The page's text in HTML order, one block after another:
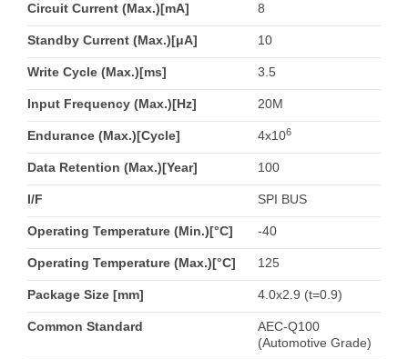
Circuit Current (Max.)[mA] 8
Standby Current (Max.)[μA] 10
Write Cycle (Max.)[ms] 3.5
Input Frequency (Max.)[Hz] 20M
Endurance (Max.)[Cycle] 4x106
Data Retention (Max.)[Year] 100
I/F SPI BUS
Operating Temperature (Min.)[°C] -40
Operating Temperature (Max.)[°C] 125
Package Size [mm] 4.0x2.9 (t=0.9)
Common Standard
AEC-Q100
(Automotive Grade)